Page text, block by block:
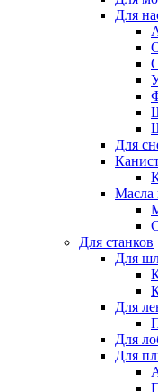
Для
Для
Масла
Для станков
Для
Для
Для
Для